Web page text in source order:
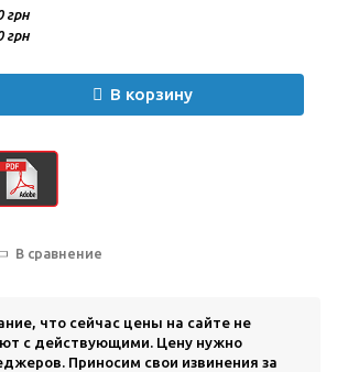
грн
грн
В корзину
В сравнение
что сейчас цены на сайте не
с действующими. Цену нужно
Приносим свои извинения за